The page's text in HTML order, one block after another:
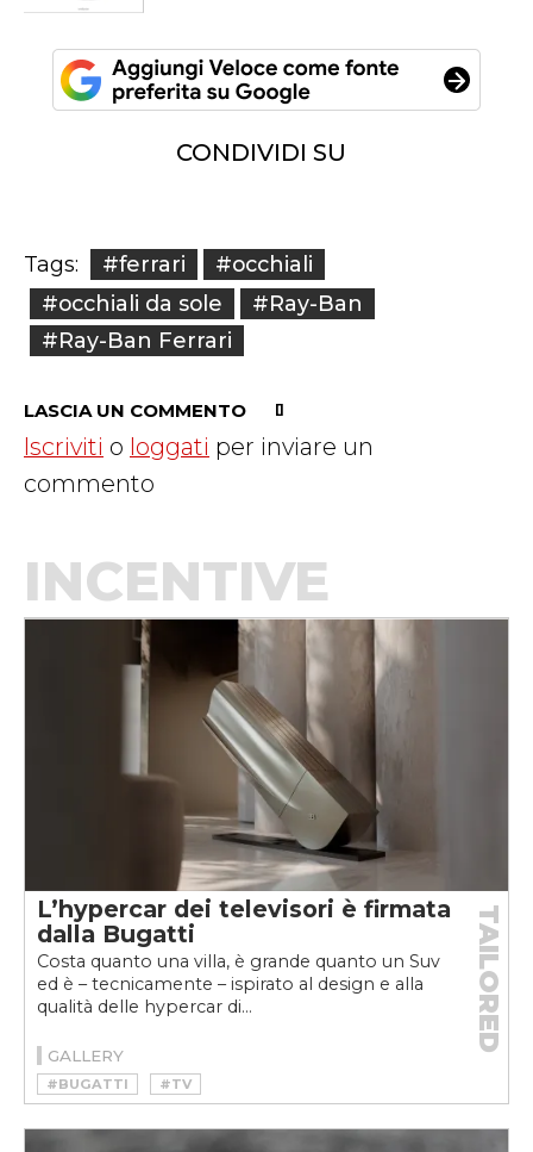
CONDIVIDI SU
Tags: #ferrari
#occhiali
#occhiali da sole
#Ray-Ban
#Ray-Ban Ferrari
LASCIA UN COMMENTO
Iscriviti o loggati per inviare un
commento
INCENTIVE
L’hypercar dei televisori è firmata
dalla Bugatti
Costa quanto una villa, è grande quanto un Suv
ed è – tecnicamente – ispirato al design e alla
qualità delle hypercar di...
TAILORED
GALLERY
#BUGATTI #TV